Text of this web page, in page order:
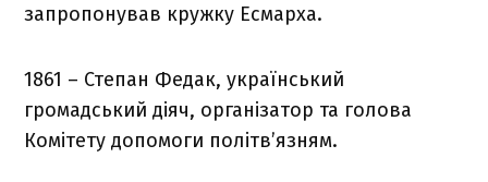
запропонував кружку Есмарха.
1861 – Степан Федак, український
громадський діяч, організатор та голова
Комітету допомоги політв’язням.